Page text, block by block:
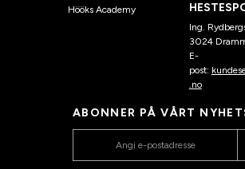
Hööks Academy
Ing.
3024
E-
post:
.no
ABONNER PÅ VÅRT